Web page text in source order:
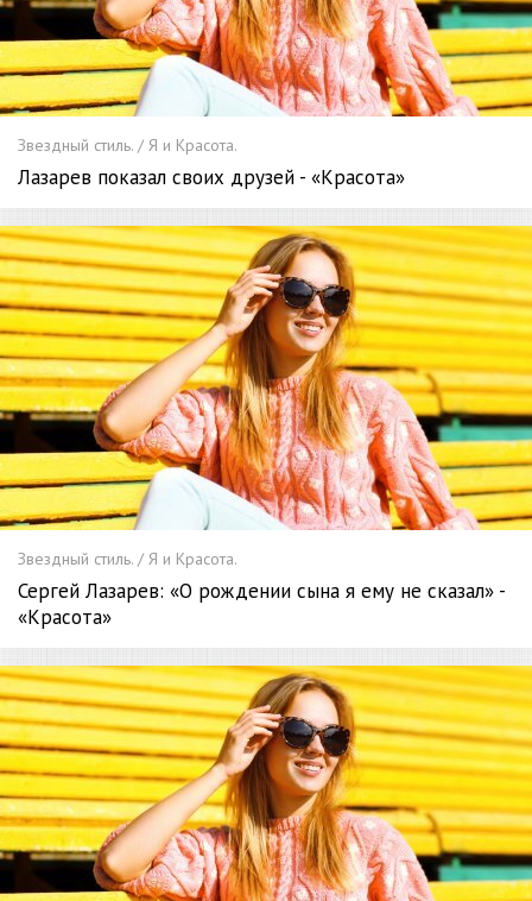
Звездный стиль. / Я и Красота.
Лазарев показал своих друзей - «Красота»
Звездный стиль. / Я и Красота.
Сергей Лазарев: «О рождении сына я ему не сказал» -
«Красота»